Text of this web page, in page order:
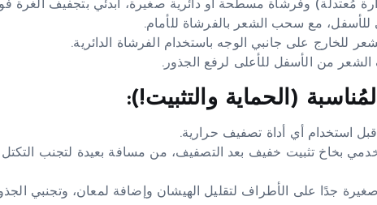
مُعتدلة) وفرشاة مسطحة أو دائرية صغيرة، ابدئي بتجفيف الغرة
للأسفل، مع سحب الشعر بالفرشاة للأمام.
للخارج على جانبي الوجه باستخدام الفرشاة الدائرية.
من الأسفل للأعلى لرفع الجذور.
(الحماية والتثبيت!):
استخدام أي أداة تصفيف حرارية.
بخاخ تثبيت خفيف بعد التصفيف، من مسافة بعيدة لتجنب
جدًا على الأطراف لتقليل الهيشان وإضافة لمعان، وتجنبي